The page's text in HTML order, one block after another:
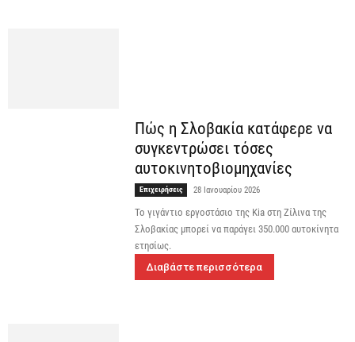
Πώς η Σλοβακία κατάφερε να
συγκεντρώσει τόσες
αυτοκινητοβιομηχανίες
Επιχειρήσεις 28 Ιανουαρίου 2026
Το γιγάντιο εργοστάσιο της Kia στη Ζίλινα της
Σλοβακίας μπορεί να παράγει 350.000 αυτοκίνητα
ετησίως.
Διαβάστε περισσότερα